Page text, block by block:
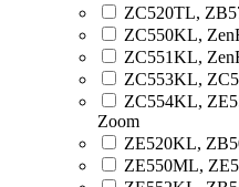
ZC520TL,
ZC550KL,
ZC551KL,
ZC553KL,
ZC554KL,
Zoom
ZE520KL,
ZE550ML,